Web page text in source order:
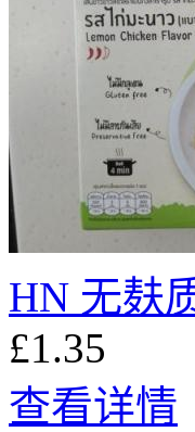
HN 无麸
£1.35
查看详情